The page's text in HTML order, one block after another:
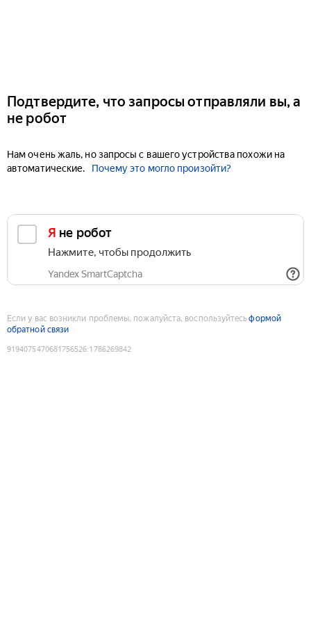
Подтвердите, что запросы отправляли вы, а
не робот
Нам очень жаль, но запросы с вашего устройства похожи на
автоматические.
Почему это могло произойти?
Я не робот
Нажмите, чтобы продолжить
Yandex SmartCaptcha
Если у вас возникли проблемы, пожалуйста, воспользуйтесьформой
обратной связи
9194075470681756526:1786269842